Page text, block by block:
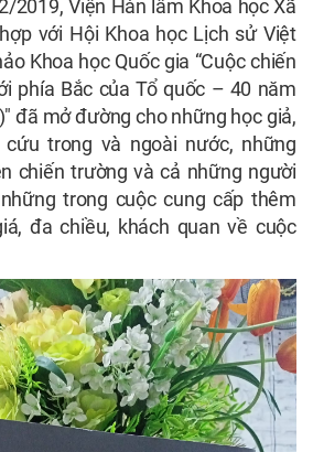
2019, Viện Hàn lâm Khoa học Xã
với Hội Khoa học Lịch sử Việt
Khoa học Quốc gia “Cuộc chiến
phía Bắc của Tổ quốc – 40 năm
đã mở đường cho những học giả,
trong và ngoài nước, những
chiến trường và cả những người
trong cuộc cung cấp thêm
đa chiều, khách quan về cuộc